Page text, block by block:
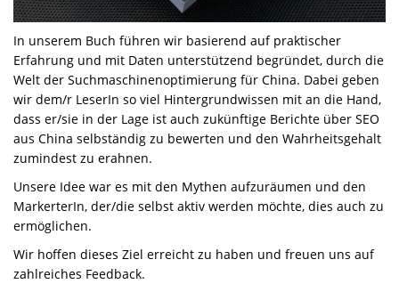
In unserem Buch führen wir basierend auf praktischer
Erfahrung und mit Daten unterstützend begründet, durch die
Welt der Suchmaschinenoptimierung für China. Dabei geben
wir dem/r LeserIn so viel Hintergrundwissen mit an die Hand,
dass er/sie in der Lage ist auch zukünftige Berichte über SEO
aus China selbständig zu bewerten und den Wahrheitsgehalt
zumindest zu erahnen.
Unsere Idee war es mit den Mythen aufzuräumen und den
MarkerterIn, der/die selbst aktiv werden möchte, dies auch zu
ermöglichen.
Wir hoffen dieses Ziel erreicht zu haben und freuen uns auf
zahlreiches Feedback.